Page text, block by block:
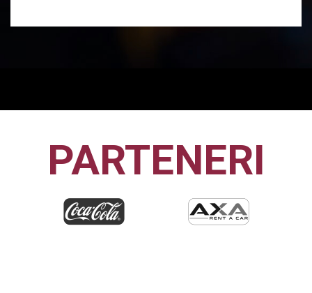
PARTENERI